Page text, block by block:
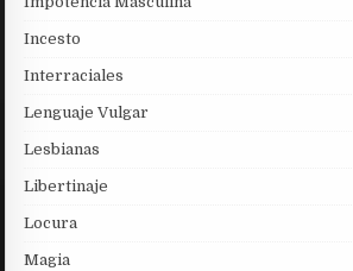
Incesto
Interraciales
Lenguaje Vulgar
Lesbianas
Libertinaje
Locura
Magia